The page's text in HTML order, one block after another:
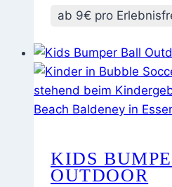
ab 9€ pro
KIDS
OUTDOOR